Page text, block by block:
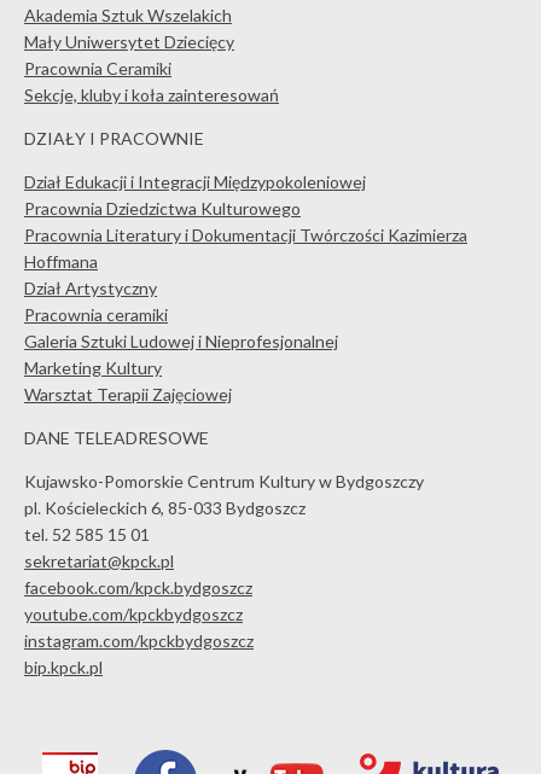
Akademia Sztuk Wszelakich
Mały Uniwersytet Dziecięcy
Pracownia Ceramiki
Sekcje, kluby i koła zainteresowań
DZIAŁY I PRACOWNIE
Dział Edukacji i Integracji Międzypokoleniowej
Pracownia Dziedzictwa Kulturowego
Pracownia Literatury i Dokumentacji Twórczości Kazimierza
Hoffmana
Dział Artystyczny
Pracownia ceramiki
Galeria Sztuki Ludowej i Nieprofesjonalnej
Marketing Kultury
Warsztat Terapii Zajęciowej
DANE TELEADRESOWE
Kujawsko-Pomorskie Centrum Kultury w Bydgoszczy
pl. Kościeleckich 6, 85-033 Bydgoszcz
tel. 52 585 15 01
sekretariat@kpck.pl
facebook.com/kpck.bydgoszcz
youtube.com/kpckbydgoszcz
instagram.com/kpckbydgoszcz
bip.kpck.pl